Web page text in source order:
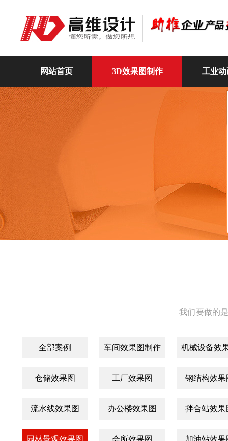
高维动画
网站首页 3D效果图制作 工业
关于我们
我们要做的
全部案例 车间效果图制作 机械设备效
仓储效果图 工厂效果图 钢结构效果
流水线效果图 办公楼效果图 拌合站效果
园林景观效果图 会所效果图 加油站效果